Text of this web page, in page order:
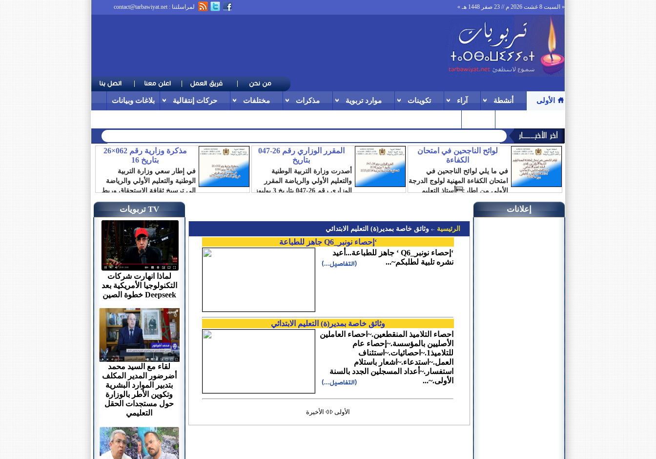
لمراسلتنا : contact@tarbawiyat.net « السبت 8 غشت 2026 م // 23 صفر 1448 هـ »
الأولى أنشطة آراء تكوينات موارد تربوية مذكرات مختلفات حركات إنتقالية بلاغات وبيانات
لوائح الناجحين في امتحان
الكفاءة
في ما يلي لوائح الناجحين في
امتحان الكفاءة المهنية لولوج الدرجة
الأولى من إطار:أستاذ التعليم
الابتدائي أستاذ...
المقرر الوزاري رقم 26-047
بتاريخ
أصدرت وزارة التربية الوطنية
والتعليم الأولي والرياضة المقرر
الوزاري رقم 26-047 بتاريخ 3 يوليوز
مذكرة وزارية رقم 062×26
بتاريخ 16
في إطار سعي وزارة التربية
الوطنية والتعليم الأولي والرياضة
إلى ترسيخ ثقافة الاستحقاق وربط
الترقية بالمردودية،...
تربويات TV
لماذا انهارت شركات
التكنولوجيا الأمريكية بعد
خطوة الصين Deepseek
لقاء مع السيد محمد
أضرضور المدير المكلف
بتدبير الموارد البشرية
وتكوين الأطر بالوزارة
حول مستجدات الحقل
التعليمي
الرئيسية وثائق خاصة بمدير(ة) التعليم الابتدائي
‘إحصاء نونبر_Q6 جاهز للطباعة
‘إحصاء نونبر_Q6 ‘ جاهز للطباعة...أعيد
نشره تلبية لطلبكم~...
وثائق خاصة بمدير(ة) التعليم الابتدائي
احصاء التلاميذ المنقطعين.~احصاء العاملين
الأصليين بالمؤسسة.~إحصاء عام
للتلاميذ1.~احصائيات.~استئناف
العمل.~استدعاء.~اشعار باستلام
استفسار.~أعداد المسجلين الجدد بالسنة
الأولى.~...
الأولى الأخيرة
إعلانات